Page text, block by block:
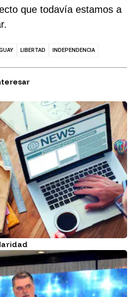
que todavía estamos a
LIBERTAD INDEPENDENCIA